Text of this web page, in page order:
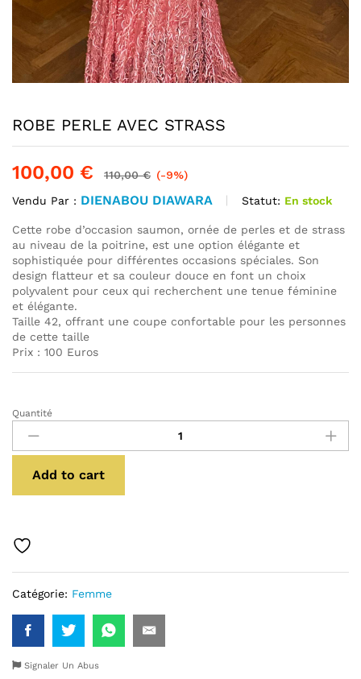
ROBE PERLE AVEC STRASS
100,00 € 110,00€ (-9%)
Vendu Par : DIENABOU DIAWARA Statut: En stock
Cette robe d’occasion saumon, ornée de perles et de strass
au niveau de la poitrine, est une option élégante et
sophistiquée pour différentes occasions spéciales. Son
design flatteur et sa couleur douce en font un choix
polyvalent pour ceux qui recherchent une tenue féminine
et élégante.
Taille 42, offrant une coupe confortable pour les personnes
de cette taille
Prix : 100 Euros
ROBE
PERLE
AVEC
STRASS
Quantité
Add to cart
Catégorie: Femme
Signaler Un Abus